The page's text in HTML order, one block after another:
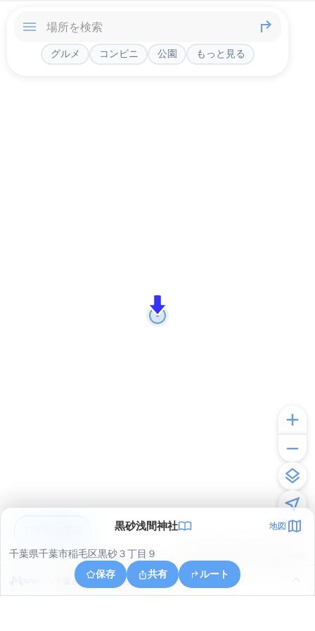
グルメ コンビニ 公園 もっと見る
黒砂浅間神社 地図
千葉県千葉市稲毛区黒砂３丁目９
保存
共有 ルート
千葉県千葉市美浜区高浜４丁目８